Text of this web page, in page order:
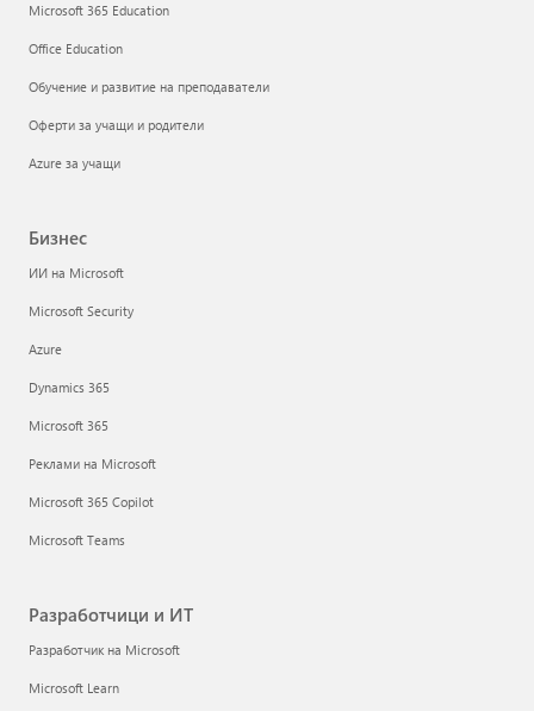
Microsoft 365 Education
Office Education
Обучение и развитие на преподаватели
Оферти за учащи и родители
Azure за учащи
Бизнес
ИИ на Microsoft
Microsoft Security
Azure
Dynamics 365
Microsoft 365
Реклами на Microsoft
Microsoft 365 Copilot
Microsoft Teams
Разработчици и ИТ
Разработчик на Microsoft
Microsoft Learn